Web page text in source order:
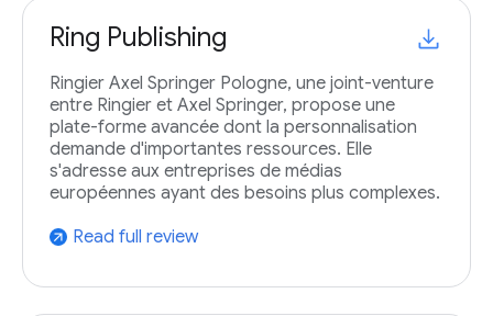
Ring Publishing
Ringier Axel Springer Pologne, une joint-venture
entre Ringier et Axel Springer, propose une
plate-forme avancée dont la personnalisation
demande d'importantes ressources. Elle
s'adresse aux entreprises de médias
européennes ayant des besoins plus complexes.
arrow_outward Read full review